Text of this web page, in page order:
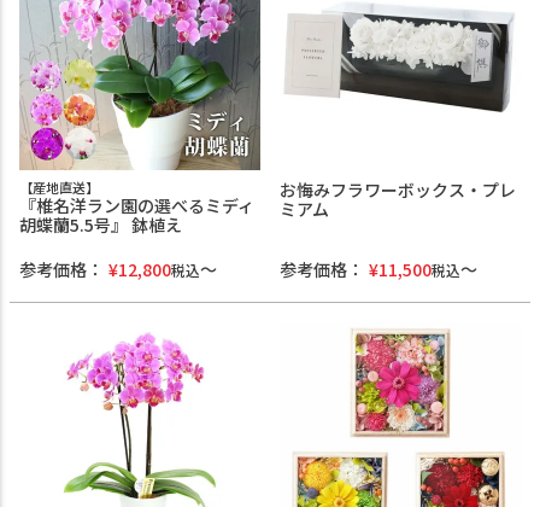
【産地直送】
『椎名洋ラン園の選べるミディ
胡蝶蘭5.5号』 鉢植え
参考価格： ¥12,800税込
お悔みフラワーボックス・プレ
ミアム
参考価格： ¥11,500税込